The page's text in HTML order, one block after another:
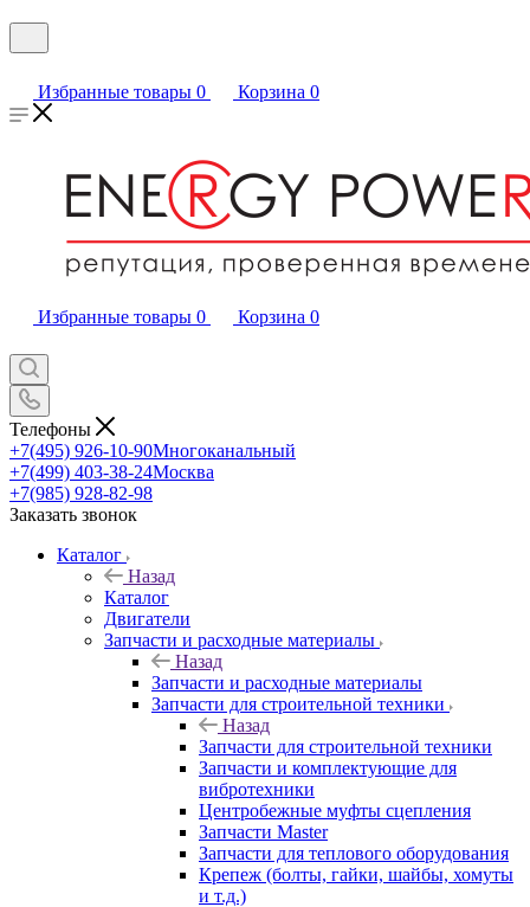
Избранные товары 0 Корзина 0
Избранные товары 0 Корзина 0
Телефоны
+7(495) 926-10-90Многоканальный
+7(499) 403-38-24Москва
+7(985) 928-82-98
Заказать звонок
Каталог
Назад
Каталог
Двигатели
Запчасти и расходные материалы
Назад
Запчасти и расходные материалы
Запчасти для строительной техники
Назад
Запчасти для строительной техники
Запчасти и комплектующие для
вибротехники
Центробежные муфты сцепления
Запчасти Master
Запчасти для теплового оборудования
Крепеж (болты, гайки, шайбы, хомуты
и т.д.)